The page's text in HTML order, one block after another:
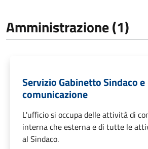
Amministrazione (1)
Servizio Gabinetto Sindaco e
comunicazione
L'ufficio si occupa delle attività di
interna che esterna e di tutte le
al Sindaco.